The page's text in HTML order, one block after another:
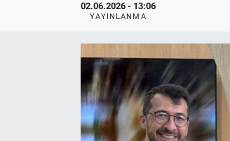
02.06.2026 - 13:06
YAYINLANMA
Alış-Veriş/İş dünyası
Kültür Sanat
Politika
Kütahya